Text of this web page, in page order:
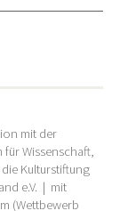
mit der
Wissenschaft,
Kulturstiftung
e.V. | mit
(Wettbewerb